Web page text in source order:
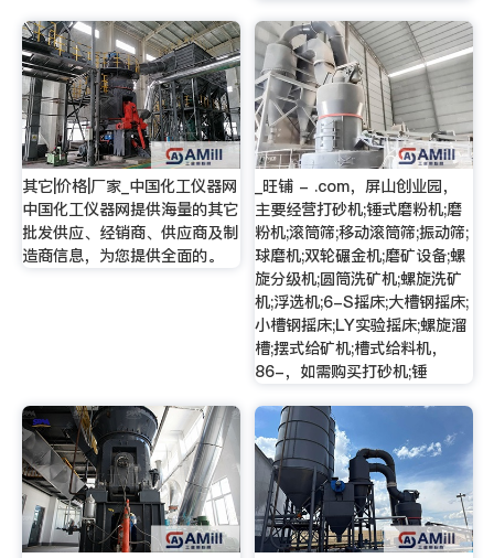
其它|价格|厂家_中国化工仪器网
中国化工仪器网提供海量的其它
批发供应、经销商、供应商及制
造商信息，为您提供全面的。
_旺铺 - .com，屏山创业园，
主要经营打砂机;锤式磨粉机;磨
粉机;滚筒筛;移动滚筒筛;振动筛;
球磨机;双轮碾金机;磨矿设备;螺
旋分级机;圆筒洗矿机;螺旋洗矿
机;浮选机;6-S摇床;大槽钢摇床;
小槽钢摇床;LY实验摇床;螺旋溜
槽;摆式给矿机;槽式给料机，
86-，如需购买打砂机;锤